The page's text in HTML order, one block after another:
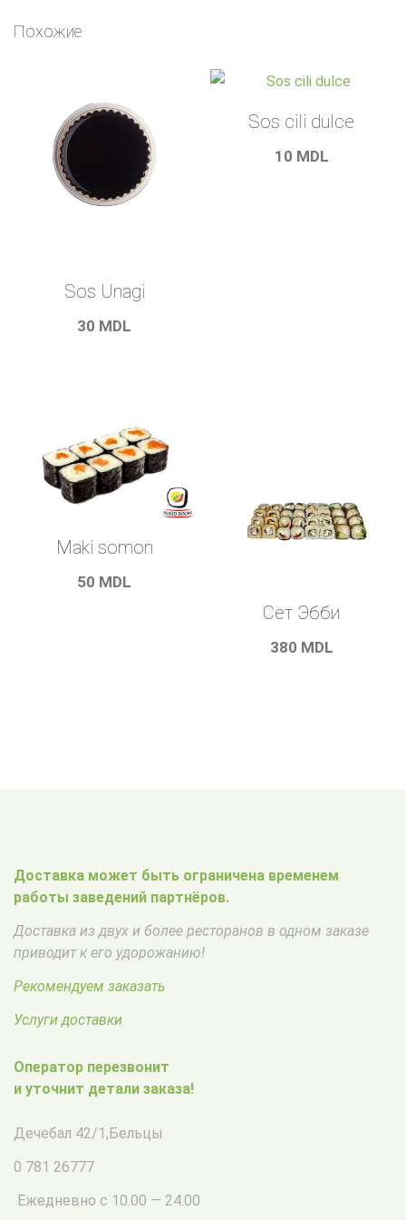
Похожие
Sos Unagi
30 MDL
Sos cili dulce
10 MDL
Maki somon
50 MDL
Сет Эбби
380 MDL
Доставка может быть ограничена временем
работы заведений партнёров.
Доставка из двух и более ресторанов в одном заказе
приводит к его удорожанию!
Рекомендуем заказать
Услуги доставки
Оператор перезвонит
и уточнит детали заказа!
Дечебал 42/1,Бельцы
0 781 26777
Ежедневно с 10.00 — 24.00